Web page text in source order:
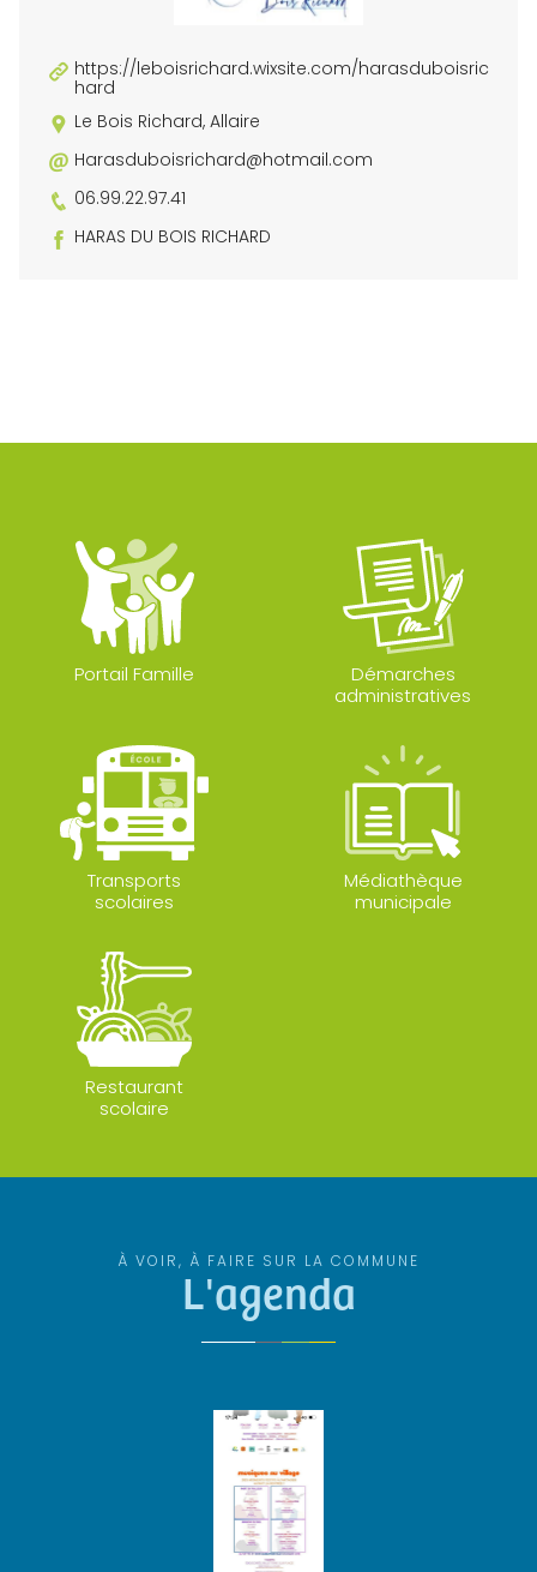
https://leboisrichard.wixsite.com/harasduboisric
hard
Le Bois Richard, Allaire
Harasduboisrichard@hotmail.com
06.99.22.97.41
HARAS DU BOIS RICHARD
Portail Famille
Démarches
administratives
Transports
scolaires
Médiathèque
municipale
Restaurant
scolaire
À VOIR, À FAIRE SUR LA COMMUNE
L'agenda